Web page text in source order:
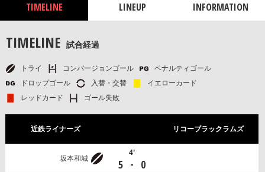
TIMELINE LINEUP INFORMATION
TIMELINE 試合経過
トライ コンバージョンゴール
ペナルティゴール
ドロップゴール
入替・交替
イエローカード
レッドカード
ゴール失敗
近鉄ライナーズ リコーブラックラムズ
坂本和城
4’
5 - 0